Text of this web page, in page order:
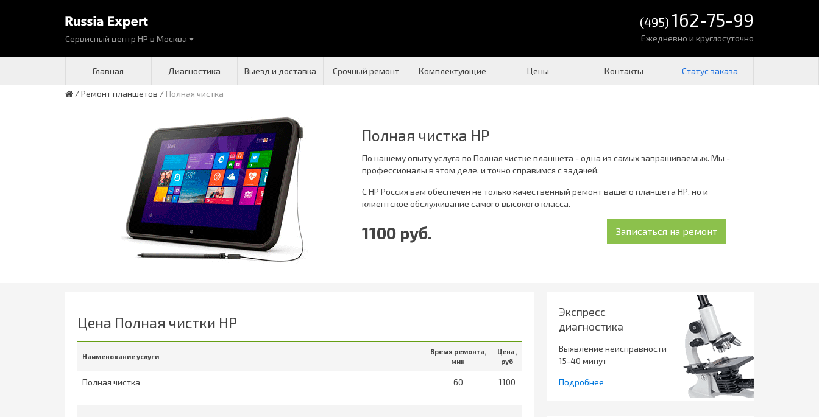
Сервисный центр HP в Москва
(495) 162-75-99
Ежедневно и круглосуточно
Главная Диагностика Выезд и доставка Срочный ремонт Комплектующие Цены Контакты
/Ремонт планшетов / Полная чистка
Полная чистка HP
По нашему опыту услуга по Полная чистке планшета - одна из самых запрашиваемых. Мы -
профессионалы в этом деле, и точно справимся с задачей.
С НР Россия вам обеспечен не только качественный ремонт вашего планшета НР, но и
клиентское обслуживание самого высокого класса.
1100 руб.
Цена Полная чистки НР
Наименование услуги
Время ремонта,
мин
Цена,
руб
Полная чистка 60 1100
Экспресс
диагностика
Выявление неисправности
15-40 минут
Подробнее